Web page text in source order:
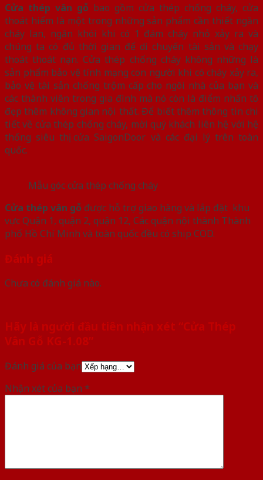
Cửa thép vân gỗ bao gồm cửa thép chống cháy, cửa
thoát hiểm là một trong những sản phẩm cần thiết ngăn
cháy lan, ngăn khói khi có 1 đám cháy nhỏ xảy ra và
chúng ta có đủ thời gian để di chuyển tài sản và chạy
thoát thoát nạn. Cửa thép chống cháy không những là
sản phẩm bảo vệ tính mạng con người khi có cháy xảy ra,
bảo vệ tài sản chống trộm cấp cho ngôi nhà của bạn và
các thành viên trong gia đình mà nó còn là điểm nhấn tô
đẹp thêm không gian nội thất. Để biết thêm thông tin chi
tiết về cửa thép chống cháy, mời quý khách liên hệ với hệ
thống siêu thị cửa SaigonDoor và các đại lý trên toàn
quốc.
Mẫu góc cửa thép chống cháy
Cửa thép vân gỗ được hỗ trợ giao hàng và lắp đặt khu
vực Quận 1, quận 2, quận 12, Các quận nội thành Thành
phố Hồ Chí Minh và toàn quốc đều có ship COD.
Đánh giá
Chưa có đánh giá nào.
Hãy là người đầu tiên nhận xét “Cửa Thép
Vân Gỗ KG-1.08”
Đánh giá của bạn
Nhận xét của bạn *